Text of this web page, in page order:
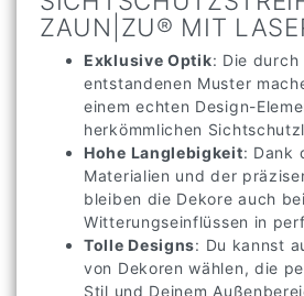
ZAUN|ZU® MIT
Exklusive Optik: Die durch
entstandenen Muster
einem echten Design-
herkömmlichen
Hohe Langlebigkeit: Dank
Materialien und der
bleiben die Dekore auch bei
Witterungseinflüssen in
Tolle Designs: Du kannst
von Dekoren wählen, die
Stil und Deinem